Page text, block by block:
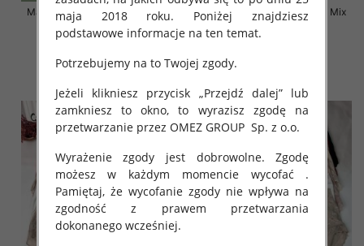
Majtki damskie Roz XL-2XL, Mix
kolor Paczka 24 szt
szczegóły
Majtki damskie Roz S-2XL, Mix
kolor Paczka 24 szt
maja 2018 roku. Poniżej znajdziesz
podstawowe informacje na ten temat.
Potrzebujemy na to Twojej zgody.
Jeżeli klikniesz przycisk „Przejdź dalej” lub
zamkniesz to okno, to wyrazisz zgodę na
przetwarzanie przez OMEZ GROUP Sp. z o.o.
Wyrażenie zgody jest dobrowolne. Zgodę
możesz w każdym momencie wycofać .
Pamiętaj, że wycofanie zgody nie wpływa na
zgodność z prawem przetwarzania
dokonanego wcześniej.